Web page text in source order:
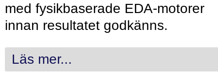
med fysikbaserade EDA-motorer
innan resultatet godkänns.
Läs mer...